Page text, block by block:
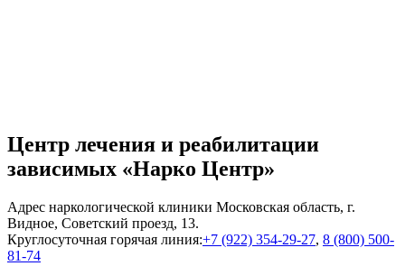
Центр лечения и реабилитации
зависимых «Нарко Центр»
Адрес наркологической клиники Московская область, г.
Видное, Советский проезд, 13.
Круглосуточная горячая линия:+7 (922) 354-29-27, 8 (800) 500-
81-74